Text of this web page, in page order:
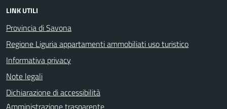
LINK UTILI
Provincia di Savona
Regione Liguria appartamenti ammobiliati uso turistico
Informativa privacy
Note legali
Dichiarazione di accessibilità
Amministrazione trasparente